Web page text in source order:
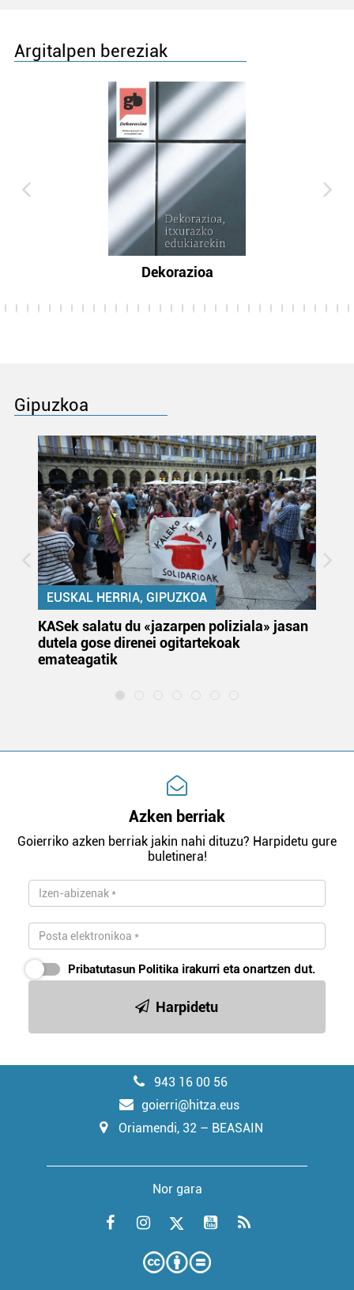
Argitalpen bereziak
Dekorazioa
Gipuzkoa
EUSKAL HERRIA, GIPUZKOA
KASek salatu du «jazarpen poliziala» jasan
dutela gose direnei ogitartekoak
emateagatik
Azken berriak
Goierriko azken berriak jakin nahi dituzu? Harpidetu gure
buletinera!
Pribatutasun Politika irakurri eta onartzen dut.
Harpidetu
943 16 00 56
goierri@hitza.eus
Oriamendi, 32 – BEASAIN
Nor gara